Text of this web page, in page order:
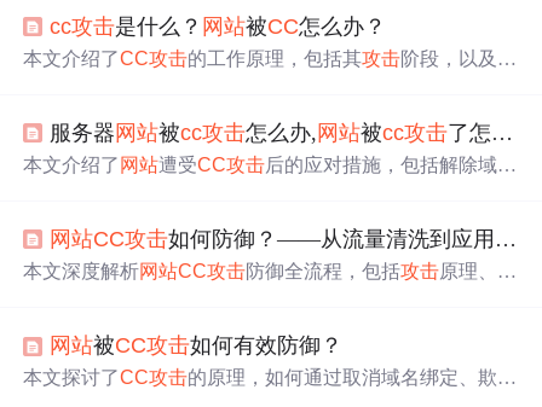
攻击的工作原理，包括如何利用代理服务器进行
及网站在遭受CC攻击时可能出现的症状。
cc攻击是什么？ 网站被CC怎么办？
本文介绍了CC攻击的工作原理，包括其攻击阶段，以及针
代码。同时，文章提到了网络安全学习的路径，强调技术
分享的目的是提升安全意识和防范风险。
服务器 网站被cc攻击怎么办, 网站被cc攻击了怎么办
本文介绍了 网站遭受CC攻击后的应对措施，包括解除域名
给出了专业防护建议。
网站CC攻击如何防御？——从流量清洗到应用层防护的实战指南【
本文深度解析网站CC攻击防御全流程，包括攻击原理、H
的防御措施。还给出区分攻击与业务高峰等问答，为企业
提供CC攻击防御方案及实施要点。
网站被CC攻击如何有效防御？
本文探讨了CC攻击的原理，如何通过取消域名绑定、欺骗